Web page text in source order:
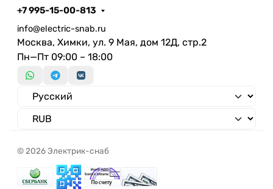
Номин. отключающая способность
60947-2 при 400 В
Номинальное импульсное
+7 995-15-00-813
info@electric-snab.ru
Москва, Химки, ул. 9 Мая, дом 12Д, стр.2
Пн—Пт 09:00 – 18:00
© 2026 Электрик-снаб